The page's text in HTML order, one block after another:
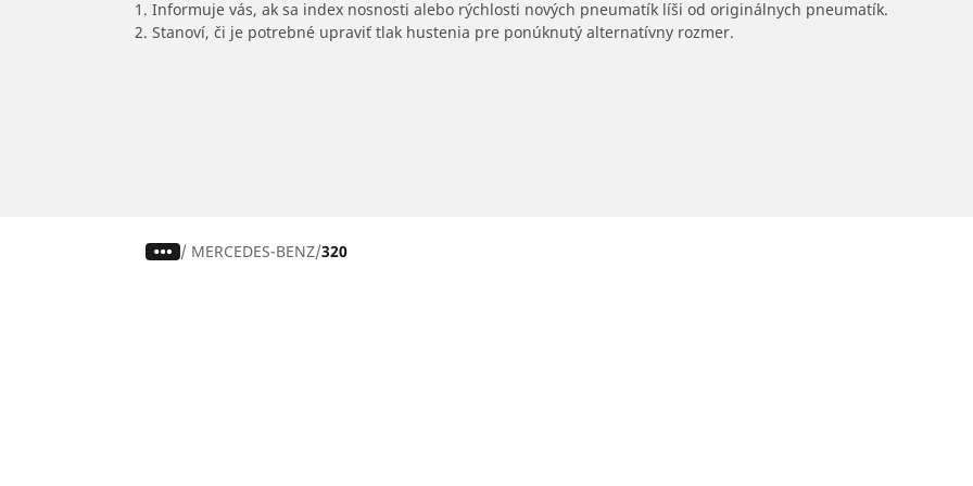
1. Informuje vás, ak sa index nosnosti alebo rýchlosti nových pneumatík líši od originálnych pneumatík.
2. Stanoví, či je potrebné upraviť tlak hustenia pre ponúknutý alternatívny rozmer.
/ MERCEDES-BENZ 320